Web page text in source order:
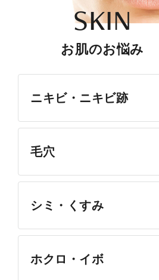
SKIN
お肌のお悩み
ニキビ・ニキビ跡
毛穴
シミ・くすみ
ホクロ・イボ